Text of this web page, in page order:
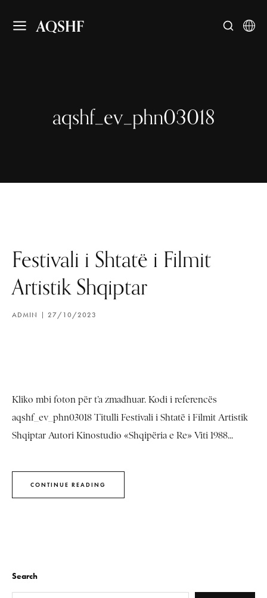
AQSHF
aqshf_ev_phn03018
Festivali i Shtatë i Filmit
Artistik Shqiptar
ADMIN 27/10/2023
Kliko mbi foton për t’a zmadhuar. Kodi i referencës
aqshf_ev_phn03018 Titulli Festivali i Shtatë i Filmit Artistik
Shqiptar Autori Kinostudio «Shqipëria e Re» Viti 1988...
CONTINUE READING
Search